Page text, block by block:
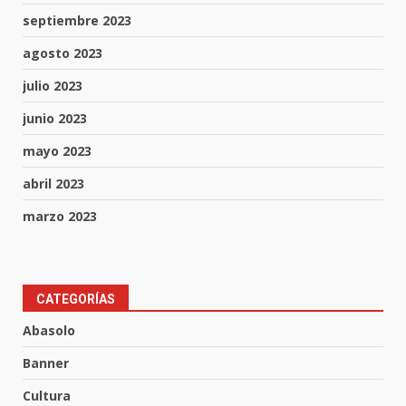
septiembre 2023
agosto 2023
julio 2023
junio 2023
mayo 2023
abril 2023
marzo 2023
CATEGORÍAS
Abasolo
Banner
Cultura
3